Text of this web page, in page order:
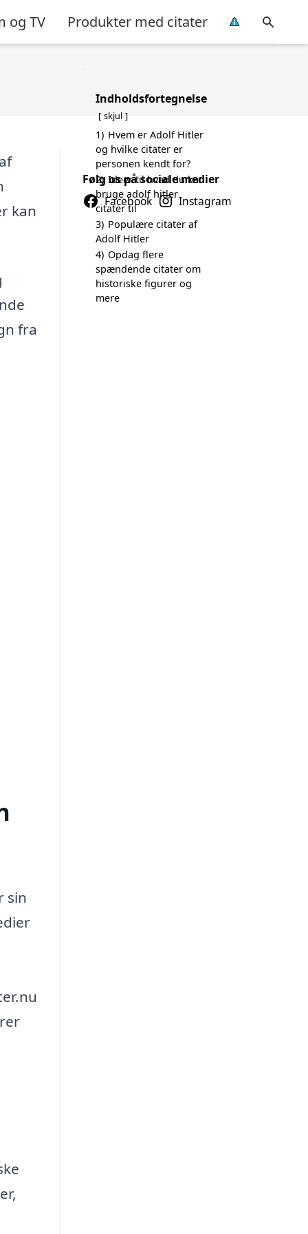
og TV Produkter med citater
kan
fra
sin
Indholdsfortegnelse
skjul
1) Hvem er Adolf Hitler
og hvilke citater er
personen kendt for?
2) Ideer til hvad du kan
bruge adolf hitler
citater til
3) Populære citater af
Adolf Hitler
4) Opdag flere
spændende citater om
historiske figurer og
mere
Følg os på sociale medier
Facebook
Instagram